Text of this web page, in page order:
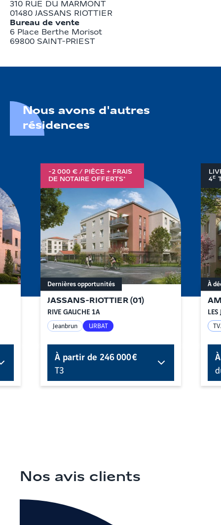
310 RUE DU MARMONT
01480 JASSANS RIOTTIER
Bureau de vente
6 Place Berthe Morisot
69800 SAINT-PRIEST
Nous avons d'autres
résidences
-2 000 € / PIÈCE + FRAIS
DE NOTAIRE OFFERTS*
JASSANS-RIOTTIER (01)
RIVE GAUCHE 1A
Dernières opportunités
Jeanbrun URBAT
À partir de246 000 €
T3
4E
LES
À
Nos avis clients